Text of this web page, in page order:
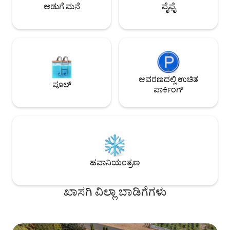
ಅಡುಗೆ ಮನೆ ವೈಫೈ
ಪೂಲ್
ಆವರಣದಲ್ಲಿ ಉಚಿತ
ಪಾರ್ಕಿಂಗ್
ಹವಾನಿಯಂತ್ರಣ
ಖಾಸಗಿ ವಿಲ್ಲಾ ಬಾಡಿಗೆಗಳು